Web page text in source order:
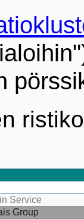
Service
Group